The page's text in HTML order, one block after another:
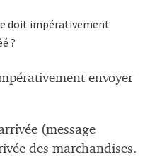
doit impérativement
?
envoyer
(message
des marchandises.